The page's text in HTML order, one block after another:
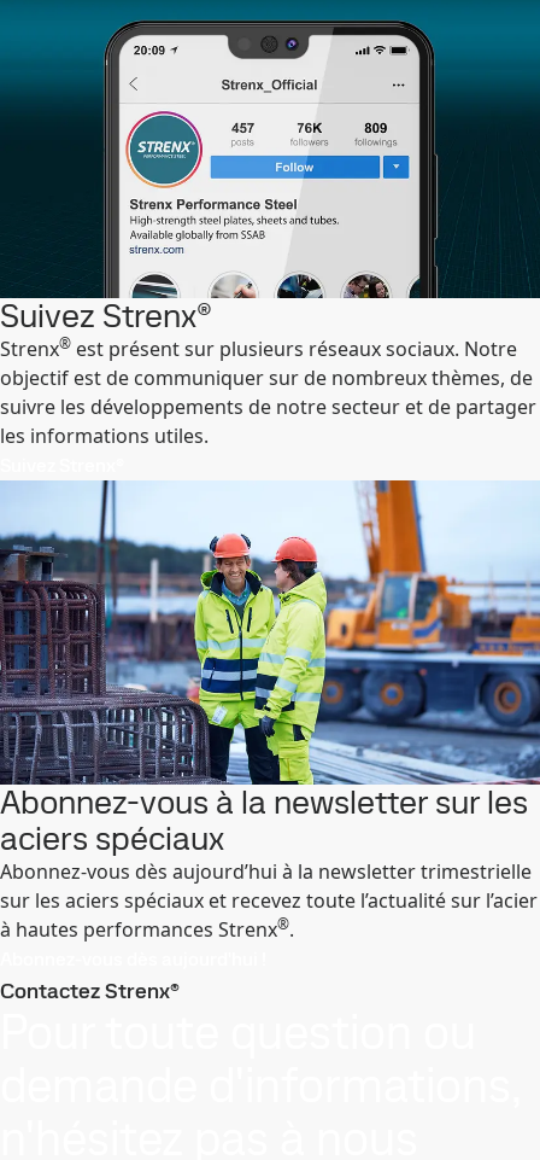
Suivez Strenx®
Strenx® est présent sur plusieurs réseaux sociaux. Notre
objectif est de communiquer sur de nombreux thèmes, de
suivre les développements de notre secteur et de partager
les informations utiles.
Abonnez-vous à la newsletter sur les
aciers spéciaux
Abonnez-vous dès aujourd’hui à la newsletter trimestrielle
sur les aciers spéciaux et recevez toute l’actualité sur l’acier
à hautes performances Strenx®.
Contactez Strenx®